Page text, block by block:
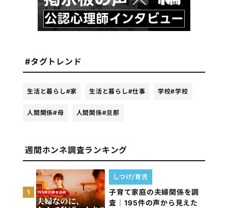
#タグトレンド
生活と暮らし#家 生活と暮らし#仕事 学校#学校
人間関係#母 人間関係#旦那
週間ホンネ調査ランキング
1
子育て家庭の夫婦関係を調
査｜195件の声から見えた
しつけ/育児